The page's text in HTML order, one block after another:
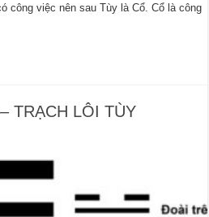
công việc nên sau Tùy là Cổ. Cổ là công
TRẠCH LÔI TÙY